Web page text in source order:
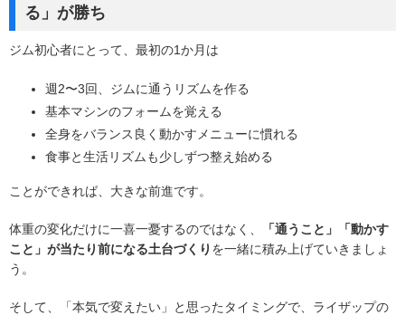
る」が勝ち
ジム初心者にとって、最初の1か月は
週2〜3回、ジムに通うリズムを作る
基本マシンのフォームを覚える
全身をバランス良く動かすメニューに慣れる
食事と生活リズムも少しずつ整え始める
ことができれば、大きな前進です。
体重の変化だけに一喜一憂するのではなく、
「通うこと」「動かす
こと」が当たり前になる土台づくり を一緒に積み上げていきましょ
う。
そして、「本気で変えたい」と思ったタイミングで、ライザップの